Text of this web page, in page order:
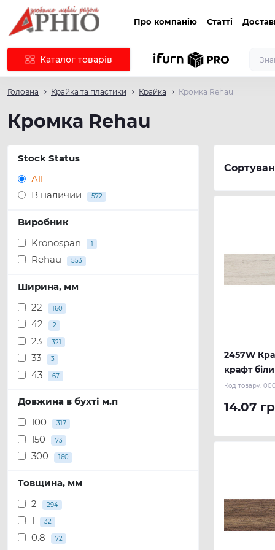
Про компанію Статті
Каталог товарів
Головна Крайка та пластики Крайка Кромка Rehau
Кромка Rehau
Stock Status
All
В наличии
572
Виробник
Kronospan
1
Rehau 553
Ширина, мм
22
160
42 2
23 321
33 3
43 67
Довжина в бухті м.п
100
317
150 73
300 160
Товщина, мм
2
294
1 32
0.8 72
2457W
крафт
(300 м.п.)
Код товару:
14.07